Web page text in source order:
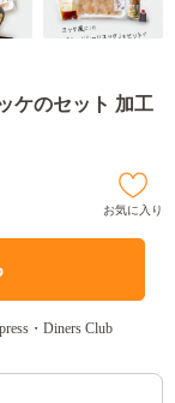
ケのセット 加工
お気に入り
・Diners Club